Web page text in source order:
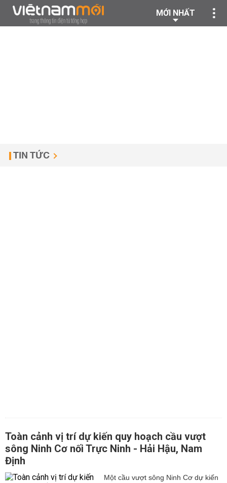
MỚI NHẤT
TIN TỨC
Toàn cảnh vị trí dự kiến quy hoạch cầu vượt
sông Ninh Cơ nối Trực Ninh - Hải Hậu, Nam
Định
Một cầu vượt sông Ninh Cơ dự kiến